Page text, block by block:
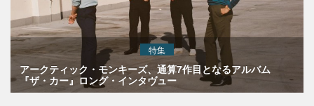
特集
アークティック・モンキーズ、通算7作目となるアルバム
『ザ・カー』ロング・インタヴュー